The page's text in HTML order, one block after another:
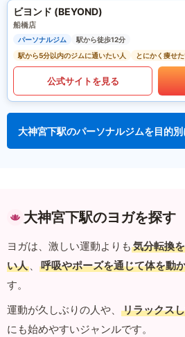
ビヨンド (BEYOND)
船橋店
パーソナルジム
駅から徒歩12分
駅から5分以内のジムに通いたい人
とにかく痩せ
公式サイトを見る
大神宮下駅のパーソナルジムを目的
大神宮下駅のヨガを探す
ヨガは、激しい運動よりも 気分転換
い人 、 呼吸やポーズを通じて体を動
す。
運動が久しぶりの人や、
リラックス
にも始めやすいジャンルです。